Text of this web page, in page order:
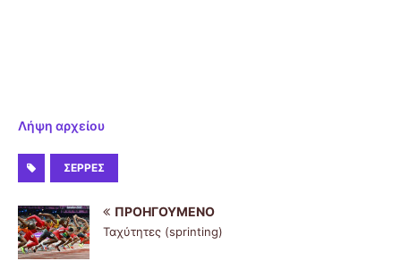
Λήψη αρχείου
ΣΈΡΡΕΣ
ΠΡΟΗΓΟΎΜΕΝΟ
Ταχύτητες (sprinting)